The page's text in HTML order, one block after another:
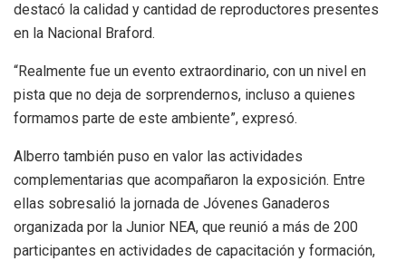
destacó la calidad y cantidad de reproductores presentes
en la Nacional Braford.
“Realmente fue un evento extraordinario, con un nivel en
pista que no deja de sorprendernos, incluso a quienes
formamos parte de este ambiente”, expresó.
Alberro también puso en valor las actividades
complementarias que acompañaron la exposición. Entre
ellas sobresalió la jornada de Jóvenes Ganaderos
organizada por la Junior NEA, que reunió a más de 200
participantes en actividades de capacitación y formación,